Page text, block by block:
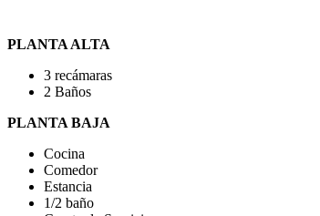
PLANTA ALTA
3 recámaras
2 Baños
PLANTA BAJA
Cocina
Comedor
Estancia
1/2 baño